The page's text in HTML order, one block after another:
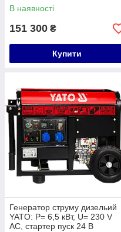
В наявності
151 300 ₴
Купити
Генератор струму дизельий
YATO: P= 6,5 кВт, U= 230 V
AC, стартер пуск 24 В